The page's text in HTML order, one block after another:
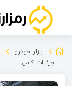
بازار خودرو
جزئیات کامل